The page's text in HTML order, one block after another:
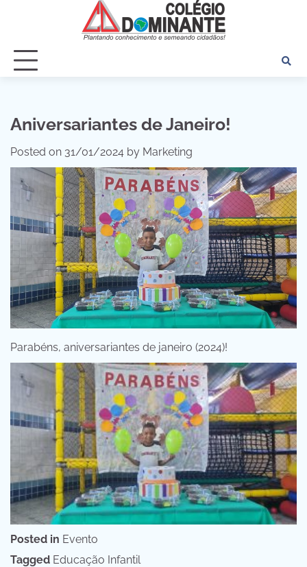
Aniversariantes de Janeiro!
Posted on 31/01/2024 by Marketing
Parabéns, aniversariantes de janeiro (2024)!
Posted in Evento
Tagged Educação Infantil